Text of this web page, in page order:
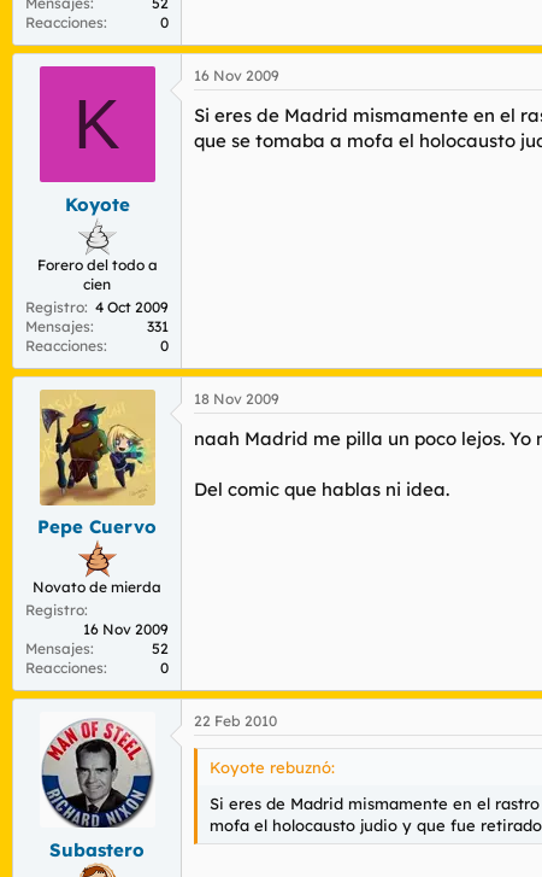
Reacciones
0
K
Koyote
Forero del todo a
cien
Registro 4 Oct 2009
Mensajes
331
Reacciones
0
16 Nov 2009
Si eres de Madrid mismamente en el
que se tomaba a mofa el holocausto
Pepe Cuervo
Novato de mierda
Registro
16 Nov 2009
Mensajes
52
Reacciones
0
18 Nov 2009
naah Madrid me pilla un poco lejos.
Del comic que hablas ni idea.
Subastero
22 Feb 2010
Koyote rebuznó:
Si eres de Madrid mismamente en el
mofa el holocausto judio y que fue